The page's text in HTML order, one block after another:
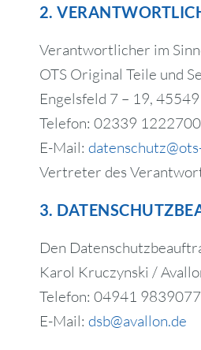
2.
Verantwortlicher im
OTS Original Teile und
Engelsfeld 7 – 19,
Telefon: 02339 1222700
E-Mail:
Vertreter des
3.
Den
Karol Kruczynski /
Telefon: 04941 9839077
E-Mail: dsb@avallon.de